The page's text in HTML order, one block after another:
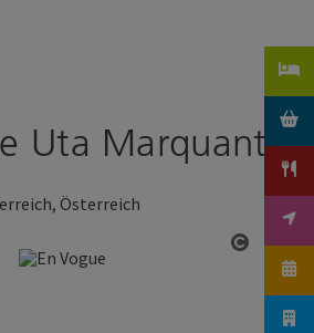
Uta Marquant
Österreich